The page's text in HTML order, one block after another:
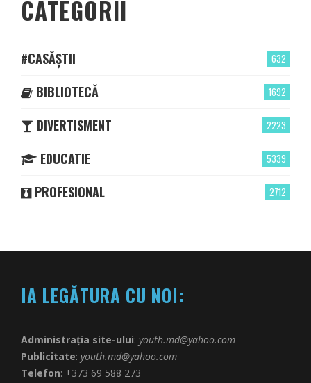
CATEGORII
632
#CASĂȘTII
1692
BIBLIOTECĂ
2223
DIVERTISMENT
5339
EDUCATIE
2712
PROFESIONAL
IA LEGĂTURA CU NOI:
Administrația site-ului: youth.md@yahoo.com
Publicitate: youth.md@yahoo.com
Telefon: +373 69 588 273